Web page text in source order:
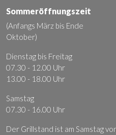
Sommeröffnungszeit
(Anfangs März bis Ende
Oktober)
Dienstag bis Freitag
07.30 - 12.00 Uhr
13.00 - 18.00 Uhr
Samstag
07.30 - 16.00 Uhr
Der Grillstand ist am Samstag